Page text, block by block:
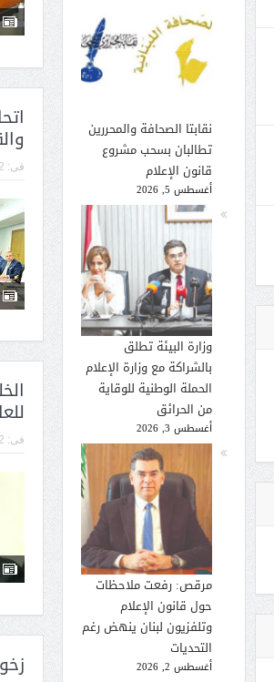
فى:
فى:
نقابتا الصحافة والمحررين
تطالبان بسحب مشروع
قانون الإعلام
أغسطس 5, 2026
وزارة البيئة تطلق
بالشراكة مع وزارة الإعلام
الحملة الوطنية للوقاية
من الحرائق
أغسطس 3, 2026
مرقص: رفعت ملاحظات
حول قانون الإعلام
وتلفزيون لبنان ينهض رغم
التحديات
أغسطس 2, 2026